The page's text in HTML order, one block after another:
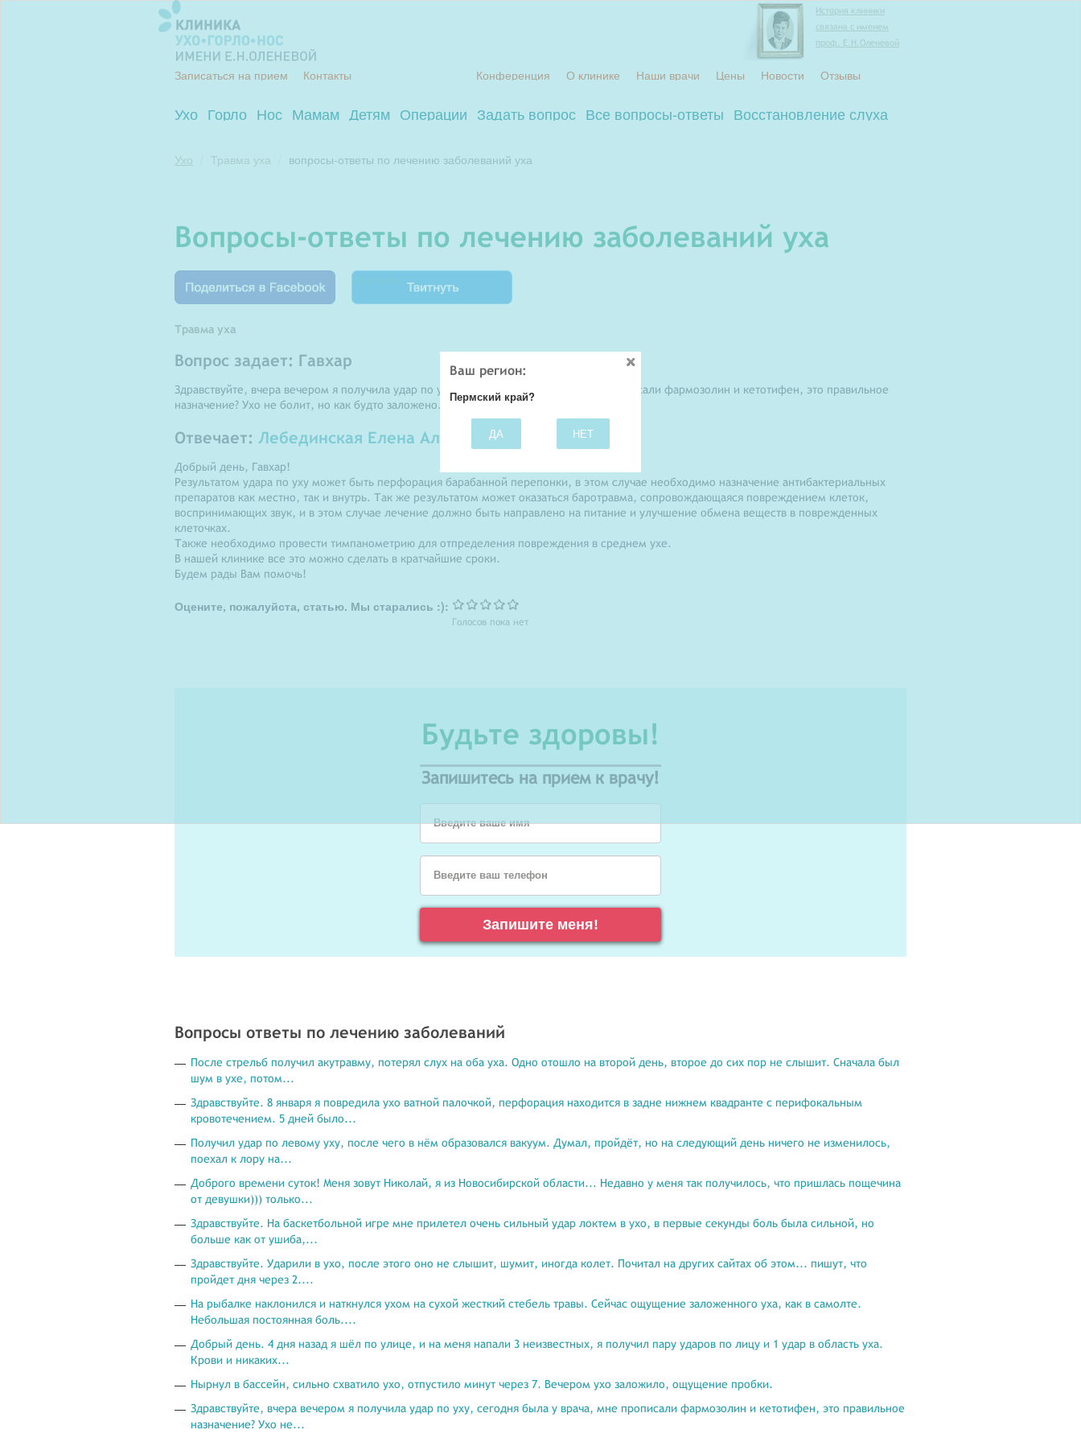
История клиники
связана с именем
проф. Е.Н.Оленевой
Записаться на прием Контакты Конференция О клинике Наши врачи Цены Новости Отзывы
Ухо Горло Нос Мамам Детям Операции Задать вопрос Все вопросы-ответы Восстановление слуха
Ухо Травма уха вопросы-ответы по лечению заболеваний уха
вопросы-ответы по лечению заболеваний уха
Твитнуть
Травма уха
Вопрос задает: Гавхар
Здравствуйте, вчера вечером я получила удар по уху, сегодня была у врача, мне прописали фармозолин и кетотифен, это правильное
назначение? Ухо не болит, но как будто заложено. Спасибо заранее.
Отвечает: Лебединская Елена Александровна
Добрый день, Гавхар!
Результатом удара по уху может быть перфорация барабанной перепонки, в этом случае необходимо назначение антибактериальных
препаратов как местно, так и внутрь. Так же результатом может оказаться баротравма, сопровождающаяся повреждением клеток,
воспринимающих звук, и в этом случае лечение должно быть направлено на питание и улучшение обмена веществ в поврежденных
клеточках.
Также необходимо провести тимпанометрию для отпределения повреждения в среднем ухе.
В нашей клинике все это можно сделать в кратчайшие сроки.
Будем рады Вам помочь!
Оцените, пожалуйста, статью. Мы старались :):
Голосов пока нет
Будьте здоровы!
Запишитесь на прием к врачу!
Введите ваше имя
Введите ваш телефон
Запишите меня!
Вопросы ответы по лечению заболеваний
После стрельб получил акутравму, потерял слух на оба уха. Одно отошло на второй день, второе до сих пор не слышит. Сначала был
шум в ухе, потом...
Здравствуйте. 8 января я повредила ухо ватной палочкой, перфорация находится в задне нижнем квадранте с перифокальным
кровотечением. 5 дней было...
Получил удар по левому уху, после чего в нём образовался вакуум. Думал, пройдёт, но на следующий день ничего не изменилось,
поехал к лору на...
Доброго времени суток! Меня зовут Николай, я из Новосибирской области... Недавно у меня так получилось, что пришлась пощечина
от девушки))) только...
Здравствуйте. На баскетбольной игре мне прилетел очень сильный удар локтем в ухо, в первые секунды боль была сильной, но
больше как от ушиба,...
Здравствуйте. Ударили в ухо, после этого оно не слышит, шумит, иногда колет. Почитал на других сайтах об этом... пишут, что
пройдет дня через 2....
На рыбалке наклонился и наткнулся ухом на сухой жесткий стебель травы. Сейчас ощущение заложенного уха, как в самолте.
Небольшая постоянная боль....
Добрый день. 4 дня назад я шёл по улице, и на меня напали 3 неизвестных, я получил пару ударов по лицу и 1 удар в область уха.
Крови и никаких...
Нырнул в бассейн, сильно схватило ухо, отпустило минут через 7. Вечером ухо заложило, ощущение пробки.
Здравствуйте, вчера вечером я получила удар по уху, сегодня была у врача, мне прописали фармозолин и кетотифен, это правильное
назначение? Ухо не...
Ваш регион:
Пермский край?
ДА НЕТ